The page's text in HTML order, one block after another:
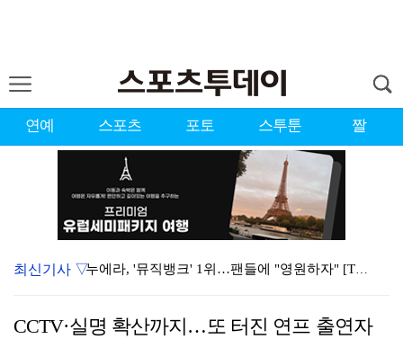
연예 스포츠 포토 스투툰 짤
누에라, '뮤직뱅크' 1위…팬들에 "영원하자" [TV캡…
폭발까지 5분…안보현·정은채, 목숨 건 사투 시작(재벌…
최신기사 ▽
CCTV·실명 확산까지…또 터진 연프 출연자